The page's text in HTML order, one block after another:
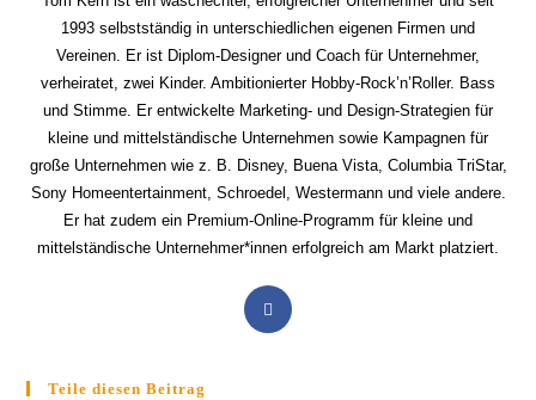
1993 selbstständig in unterschiedlichen eigenen Firmen und
Vereinen. Er ist Diplom-Designer und Coach für Unternehmer,
verheiratet, zwei Kinder. Ambitionierter Hobby-Rock’n’Roller. Bass
und Stimme. Er entwickelte Marketing- und Design-Strategien für
kleine und mittelständische Unternehmen sowie Kampagnen für
große Unternehmen wie z. B. Disney, Buena Vista, Columbia TriStar,
Sony Homeentertainment, Schroedel, Westermann und viele andere.
Er hat zudem ein Premium-Online-Programm für kleine und
mittelständische Unternehmer*innen erfolgreich am Markt platziert.
Teile diesen Beitrag